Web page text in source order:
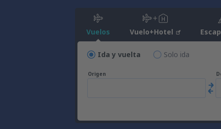
Vuelos Vuelo+Hotel
Ida y vuelta Solo ida
Origen